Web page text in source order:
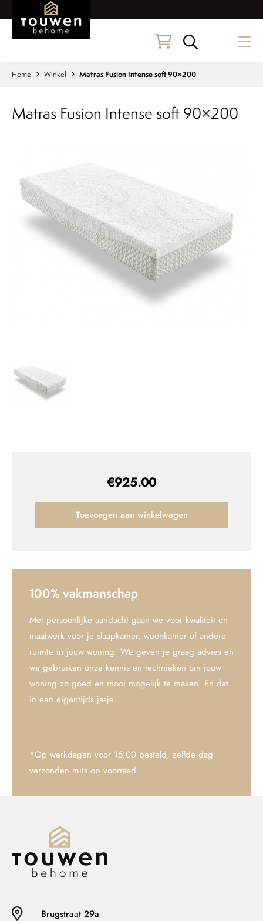
Naar hoofdinhoud
Zoeken
Home Winkel Matras Fusion Intense soft 90×200
Matras Fusion Intense soft 90×200
€925.00
Toevoegen aan winkelwagen
100% vakmanschap
Met persoonlijke aandacht gaan we voor kwaliteit en
maatwerk voor je slaapkamer, woonkamer of andere
ruimte in jouw woning. We geven je graag advies en
we gebruiken onze kennis en technieken om jouw
woning zo goed en mooi mogelijk te maken. En dat
in een eigentijds jasje.
*Op werkdagen voor 15:00 besteld, zelfde dag
verzonden mits op voorraad
Brugstraat 29a